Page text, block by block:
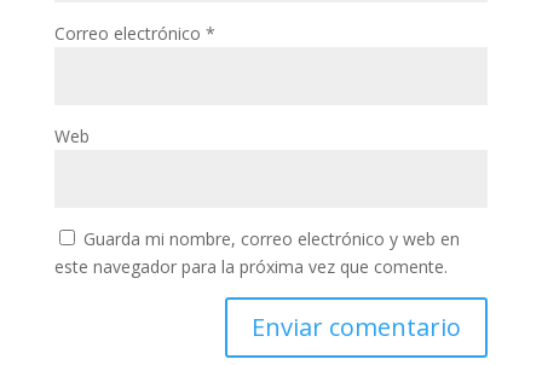
Correo electrónico *
Web
Guarda mi nombre, correo electrónico y web en
este navegador para la próxima vez que comente.